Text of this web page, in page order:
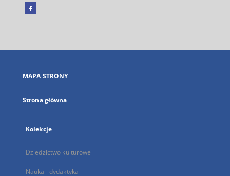
Facebook
się
karcie
MAPA STRONY
Strona główna
Kolekcje
Dziedzictwo kulturowe
Nauka i dydaktyka